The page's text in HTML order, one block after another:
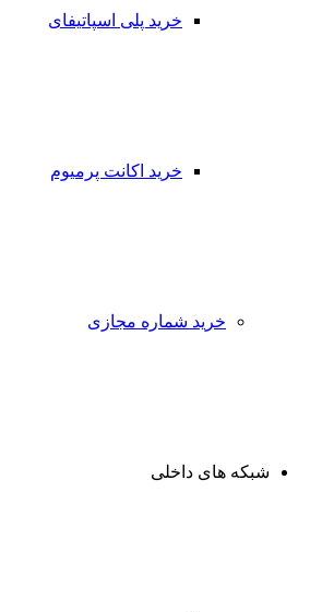
خرید پلی اسپاتیفای
خرید اکانت پرمیوم
خرید شماره مجازی
شبکه های داخلی